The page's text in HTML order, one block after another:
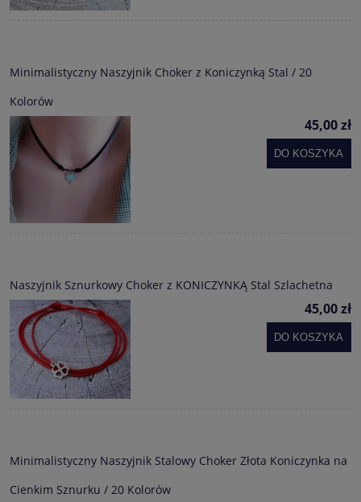
Minimalistyczny Naszyjnik Choker z Koniczynką Stal / 20
Kolorów
45,00 zł
DO KOSZYKA
Naszyjnik Sznurkowy Choker z KONICZYNKĄ Stal Szlachetna
45,00 zł
DO KOSZYKA
Minimalistyczny Naszyjnik Stalowy Choker Złota Koniczynka na
Cienkim Sznurku / 20 Kolorów